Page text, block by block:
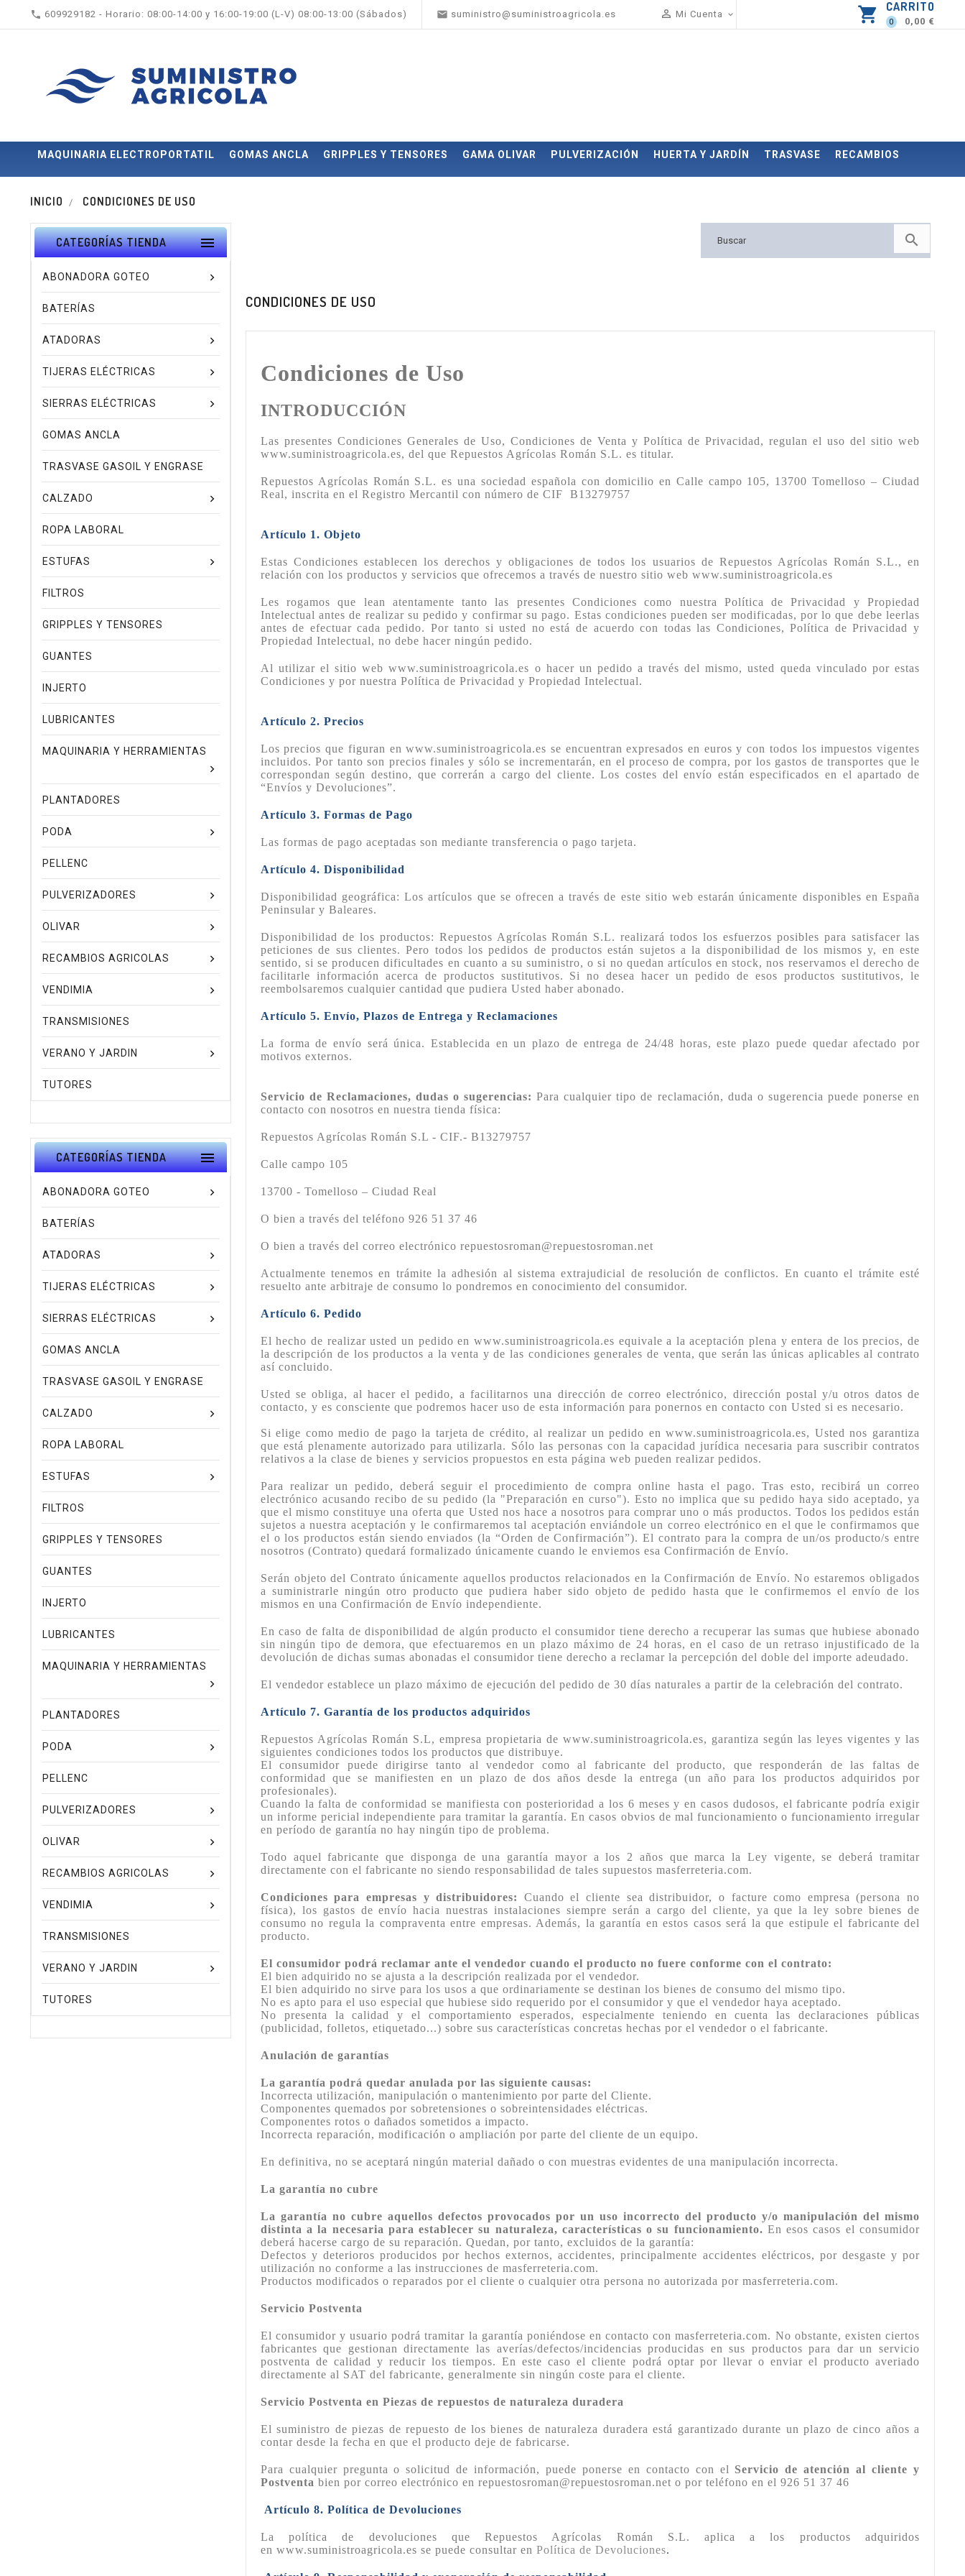
 609929182 - Horario: 08:00-14:00 y 16:00-19:00 (L-V) 08:00-13:00 (Sábados)  suministro@suministroagricola.es  Mi Cuenta  shopping_cart CARRITO
0 0,00 €
MAQUINARIA ELECTROPORTATIL GOMAS ANCLA GRIPPLES Y TENSORES GAMA OLIVAR PULVERIZACIÓN HUERTA Y JARDÍN TRASVASE RECAMBIOS
INICIO CONDICIONES DE USO
CATEGORÍAS TIENDA 
ABONADORA GOTEO
BATERÍAS
ATADORAS
TIJERAS ELÉCTRICAS
SIERRAS ELÉCTRICAS
GOMAS ANCLA
TRASVASE GASOIL Y ENGRASE
CALZADO
ROPA LABORAL
ESTUFAS
FILTROS
GRIPPLES Y TENSORES
GUANTES
INJERTO
LUBRICANTES
MAQUINARIA Y HERRAMIENTAS
PLANTADORES
PODA
PELLENC
PULVERIZADORES
OLIVAR
RECAMBIOS AGRICOLAS
VENDIMIA
TRANSMISIONES
VERANO Y JARDIN
TUTORES
CATEGORÍAS TIENDA 
ABONADORA GOTEO
BATERÍAS
ATADORAS
TIJERAS ELÉCTRICAS
SIERRAS ELÉCTRICAS
GOMAS ANCLA
TRASVASE GASOIL Y ENGRASE
CALZADO
ROPA LABORAL
ESTUFAS
FILTROS
GRIPPLES Y TENSORES
GUANTES
INJERTO
LUBRICANTES
MAQUINARIA Y HERRAMIENTAS
PLANTADORES
PODA
PELLENC
PULVERIZADORES
OLIVAR
RECAMBIOS AGRICOLAS
VENDIMIA
TRANSMISIONES
VERANO Y JARDIN
TUTORES

CONDICIONES DE USO
Condiciones de Uso
INTRODUCCIÓN
Las presentes Condiciones Generales de Uso, Condiciones de Venta y Política de Privacidad, regulan el uso del sitio web
www.suministroagricola.es, del que Repuestos Agrícolas Román S.L. es titular.
Repuestos Agrícolas Román S.L. es una sociedad española con domicilio en Calle campo 105, 13700 Tomelloso – Ciudad
Real, inscrita en el Registro Mercantil con número de CIF B13279757
Artículo 1. Objeto
Estas Condiciones establecen los derechos y obligaciones de todos los usuarios de Repuestos Agrícolas Román S.L., en
relación con los productos y servicios que ofrecemos a través de nuestro sitio web www.suministroagricola.es
Les rogamos que lean atentamente tanto las presentes Condiciones como nuestra Política de Privacidad y Propiedad
Intelectual antes de realizar su pedido y confirmar su pago. Estas condiciones pueden ser modificadas, por lo que debe leerlas
antes de efectuar cada pedido. Por tanto si usted no está de acuerdo con todas las Condiciones, Política de Privacidad y
Propiedad Intelectual, no debe hacer ningún pedido.
Al utilizar el sitio web www.suministroagricola.es o hacer un pedido a través del mismo, usted queda vinculado por estas
Condiciones y por nuestra Política de Privacidad y Propiedad Intelectual.
Artículo 2. Precios
Los precios que figuran en www.suministroagricola.es se encuentran expresados en euros y con todos los impuestos vigentes
incluidos. Por tanto son precios finales y sólo se incrementarán, en el proceso de compra, por los gastos de transportes que le
correspondan según destino, que correrán a cargo del cliente. Los costes del envío están especificados en el apartado de
“Envíos y Devoluciones”.
Artículo 3. Formas de Pago
Las formas de pago aceptadas son mediante transferencia o pago tarjeta.
Artículo 4. Disponibilidad
Disponibilidad geográfica: Los artículos que se ofrecen a través de este sitio web estarán únicamente disponibles en España
Peninsular y Baleares.
Disponibilidad de los productos: Repuestos Agrícolas Román S.L. realizará todos los esfuerzos posibles para satisfacer las
peticiones de sus clientes. Pero todos los pedidos de productos están sujetos a la disponibilidad de los mismos y, en este
sentido, si se producen dificultades en cuanto a su suministro, o si no quedan artículos en stock, nos reservamos el derecho de
facilitarle información acerca de productos sustitutivos. Si no desea hacer un pedido de esos productos sustitutivos, le
reembolsaremos cualquier cantidad que pudiera Usted haber abonado.
Artículo 5. Envío, Plazos de Entrega y Reclamaciones
La forma de envío será única. Establecida en un plazo de entrega de 24/48 horas, este plazo puede quedar afectado por
motivos externos.
Servicio de Reclamaciones, dudas o sugerencias:Para cualquier tipo de reclamación, duda o sugerencia puede ponerse en
contacto con nosotros en nuestra tienda física:
Repuestos Agrícolas Román S.L - CIF.- B13279757
Calle campo 105
13700 - Tomelloso – Ciudad Real
O bien a través del teléfono 926 51 37 46
O bien a través del correo electrónico repuestosroman@repuestosroman.net
Actualmente tenemos en trámite la adhesión al sistema extrajudicial de resolución de conflictos. En cuanto el trámite esté
resuelto ante arbitraje de consumo lo pondremos en conocimiento del consumidor.
Artículo 6. Pedido
El hecho de realizar usted un pedido en www.suministroagricola.es equivale a la aceptación plena y entera de los precios, de
la descripción de los productos a la venta y de las condiciones generales de venta, que serán las únicas aplicables al contrato
así concluido.
Usted se obliga, al hacer el pedido, a facilitarnos una dirección de correo electrónico, dirección postal y/u otros datos de
contacto, y es consciente que podremos hacer uso de esta información para ponernos en contacto con Usted si es necesario.
Si elige como medio de pago la tarjeta de crédito, al realizar un pedido en www.suministroagricola.es, Usted nos garantiza
que está plenamente autorizado para utilizarla. Sólo las personas con la capacidad jurídica necesaria para suscribir contratos
relativos a la clase de bienes y servicios propuestos en esta página web pueden realizar pedidos.
Para realizar un pedido, deberá seguir el procedimiento de compra online hasta el pago. Tras esto, recibirá un correo
electrónico acusando recibo de su pedido (la "Preparación en curso"). Esto no implica que su pedido haya sido aceptado, ya
que el mismo constituye una oferta que Usted nos hace a nosotros para comprar uno o más productos. Todos los pedidos están
sujetos a nuestra aceptación y le confirmaremos tal aceptación enviándole un correo electrónico en el que le confirmamos que
el o los productos están siendo enviados (la “Orden de Confirmación”). El contrato para la compra de un/os producto/s entre
nosotros (Contrato) quedará formalizado únicamente cuando le enviemos esa Confirmación de Envío.
Serán objeto del Contrato únicamente aquellos productos relacionados en la Confirmación de Envío. No estaremos obligados
a suministrarle ningún otro producto que pudiera haber sido objeto de pedido hasta que le confirmemos el envío de los
mismos en una Confirmación de Envío independiente.
En caso de falta de disponibilidad de algún producto el consumidor tiene derecho a recuperar las sumas que hubiese abonado
sin ningún tipo de demora, que efectuaremos en un plazo máximo de 24 horas, en el caso de un retraso injustificado de la
devolución de dichas sumas abonadas el consumidor tiene derecho a reclamar la percepción del doble del importe adeudado.
El vendedor establece un plazo máximo de ejecución del pedido de 30 días naturales a partir de la celebración del contrato.
Artículo 7. Garantía de los productos adquiridos
Repuestos Agrícolas Román S.L, empresa propietaria de www.suministroagricola.es, garantiza según las leyes vigentes y las
siguientes condiciones todos los productos que distribuye.
El consumidor puede dirigirse tanto al vendedor como al fabricante del producto, que responderán de las faltas de
conformidad que se manifiesten en un plazo de dos años desde la entrega (un año para los productos adquiridos por
profesionales).
Cuando la falta de conformidad se manifiesta con posterioridad a los 6 meses y en casos dudosos, el fabricante podría exigir
un informe pericial independiente para tramitar la garantía. En casos obvios de mal funcionamiento o funcionamiento irregular
en período de garantía no hay ningún tipo de problema.
Todo aquel fabricante que disponga de una garantía mayor a los 2 años que marca la Ley vigente, se deberá tramitar
directamente con el fabricante no siendo responsabilidad de tales supuestos masferreteria.com.
Condiciones para empresas y distribuidores:
Cuando el cliente sea distribuidor, o facture como empresa (persona no
física), los gastos de envío hacia nuestras instalaciones siempre serán a cargo del cliente, ya que la ley sobre bienes de
consumo no regula la compraventa entre empresas. Además, la garantía en estos casos será la que estipule el fabricante del
producto.
El consumidor podrá reclamar ante el vendedor cuando el producto no fuere conforme con el contrato:
El bien adquirido no se ajusta a la descripción realizada por el vendedor.
El bien adquirido no sirve para los usos a que ordinariamente se destinan los bienes de consumo del mismo tipo.
No es apto para el uso especial que hubiese sido requerido por el consumidor y que el vendedor haya aceptado.
No presenta la calidad y el comportamiento esperados, especialmente teniendo en cuenta las declaraciones públicas
(publicidad, folletos, etiquetado...) sobre sus características concretas hechas por el vendedor o el fabricante.
Anulación de garantías
La garantía podrá quedar anulada por las siguiente causas:
Incorrecta utilización, manipulación o mantenimiento por parte del Cliente.
Componentes quemados por sobretensiones o sobreintensidades eléctricas.
Componentes rotos o dañados sometidos a impacto.
Incorrecta reparación, modificación o ampliación por parte del cliente de un equipo.
En definitiva, no se aceptará ningún material dañado o con muestras evidentes de una manipulación incorrecta.
La garantía no cubre
La garantía no cubre aquellos defectos provocados por un uso incorrecto del producto y/o manipulación del mismo
distinta a la necesaria para establecer su naturaleza, características o su funcionamiento. En esos casos el consumidor
deberá hacerse cargo de su reparación. Quedan, por tanto, excluidos de la garantía:
Defectos y deterioros producidos por hechos externos, accidentes, principalmente accidentes eléctricos, por desgaste y por
utilización no conforme a las instrucciones de masferreteria.com.
Productos modificados o reparados por el cliente o cualquier otra persona no autorizada por masferreteria.com.
Servicio Postventa
El consumidor y usuario podrá tramitar la garantía poniéndose en contacto con masferreteria.com. No obstante, existen ciertos
fabricantes que gestionan directamente las averías/defectos/incidencias producidas en sus productos para dar un servicio
postventa de calidad y reducir los tiempos. En este caso el cliente podrá optar por llevar o enviar el producto averiado
directamente al SAT del fabricante, generalmente sin ningún coste para el cliente.
Servicio Postventa en Piezas de repuestos de naturaleza duradera
El suministro de piezas de repuesto de los bienes de naturaleza duradera está garantizado durante un plazo de cinco años a
contar desde la fecha en que el producto deje de fabricarse.
Para cualquier pregunta o solicitud de información, puede ponerse en contacto con el Servicio de atención al cliente y
Postventa bien por correo electrónico en repuestosroman@repuestosroman.net o por teléfono en el 926 51 37 46
Artículo 8. Política de Devoluciones
La política de devoluciones que Repuestos Agrícolas Román S.L. aplica a los productos adquiridos
en www.suministroagricola.es se puede consultar en Política de Devoluciones.